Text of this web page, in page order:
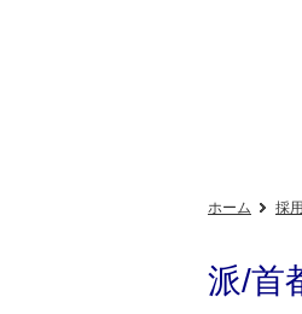
ホーム 採
派/首